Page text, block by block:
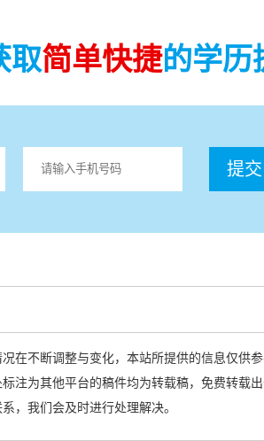
取简单快捷的学历
提
在不断调整与变化，本站所提供的信息仅供
标注为其他平台的稿件均为转载稿，免费转载
，我们会及时进行处理解决。